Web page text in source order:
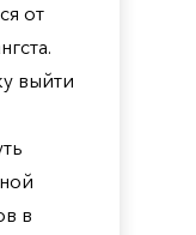
от
выйти
в